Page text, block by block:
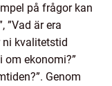
på frågor kan
”Vad är era
ni kvalitetstid
om ekonomi?”
Genom